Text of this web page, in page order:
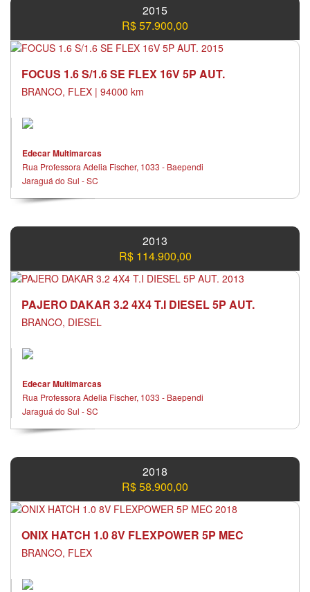
2015
R$ 57.900,00
FOCUS 1.6 S/1.6 SE FLEX 16V 5P AUT.
BRANCO, FLEX | 94000 km
Edecar Multimarcas
Rua Professora Adelia Fischer, 1033 - Baependi
Jaraguá do Sul - SC
2013
R$ 114.900,00
PAJERO DAKAR 3.2 4X4 T.I DIESEL 5P AUT.
BRANCO, DIESEL
Edecar Multimarcas
Rua Professora Adelia Fischer, 1033 - Baependi
Jaraguá do Sul - SC
2018
R$ 58.900,00
ONIX HATCH 1.0 8V FLEXPOWER 5P MEC
BRANCO, FLEX